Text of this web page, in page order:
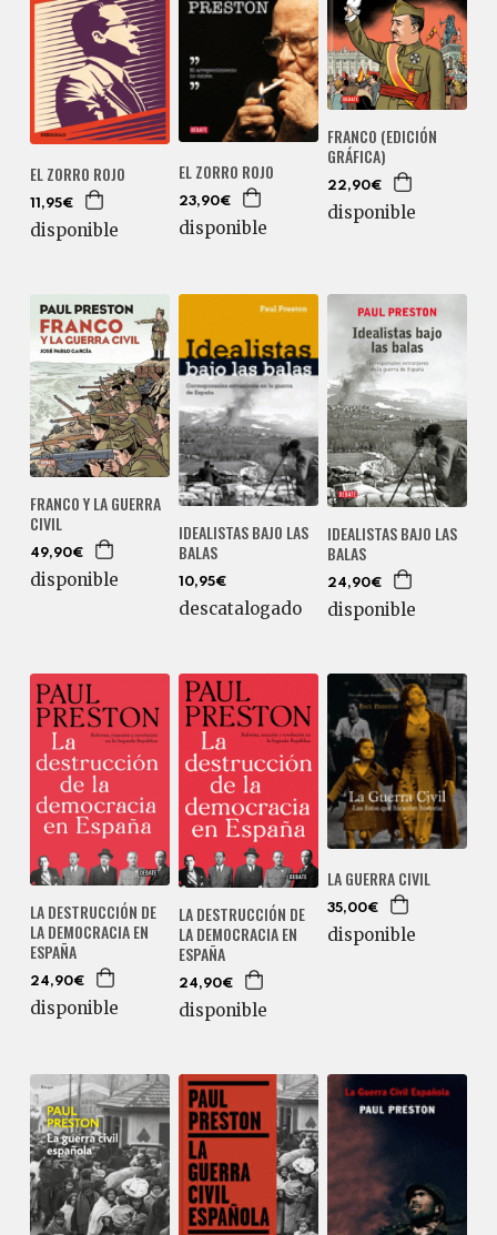
EL ZORRO ROJO
11,95€
disponible
EL ZORRO ROJO
23,90€
disponible
FRANCO (EDICIÓN
GRÁFICA)
22,90€
disponible
FRANCO Y LA GUERRA
CIVIL
49,90€
disponible
IDEALISTAS BAJO LAS
BALAS
10,95€
descatalogado
IDEALISTAS BAJO LAS
BALAS
24,90€
disponible
LA DESTRUCCIÓN DE
LA DEMOCRACIA EN
ESPAÑA
24,90€
disponible
LA DESTRUCCIÓN DE
LA DEMOCRACIA EN
ESPAÑA
24,90€
disponible
LA GUERRA CIVIL
35,00€
disponible